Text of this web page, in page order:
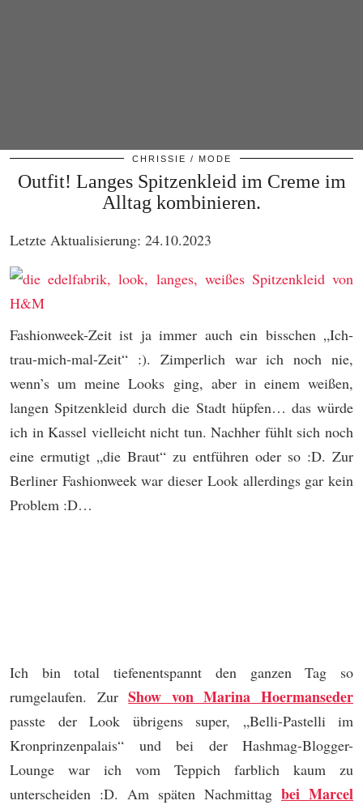
CHRISSIE MODE
Outfit! Langes Spitzenkleid im Creme im
Alltag kombinieren.
Letzte Aktualisierung: 24.10.2023
Fashionweek-Zeit ist ja immer auch ein bisschen „Ich-
trau-mich-mal-Zeit“ :). Zimperlich war ich noch nie,
wenn’s um meine Looks ging, aber in einem weißen,
langen Spitzenkleid durch die Stadt hüpfen… das würde
ich in Kassel vielleicht nicht tun. Nachher fühlt sich noch
eine ermutigt „die Braut“ zu entführen oder so :D. Zur
Berliner Fashionweek war dieser Look allerdings gar kein
Problem :D…
Ich bin total tiefenentspannt den ganzen Tag so
rumgelaufen. ZurShow von Marina Hoermanseder
passte der Look übrigens super, „Belli-Pastelli im
Kronprinzenpalais“ und bei der Hashmag-Blogger-
Lounge war ich vom Teppich farblich kaum zu
unterscheiden :D. Am späten Nachmittag bei Marcel